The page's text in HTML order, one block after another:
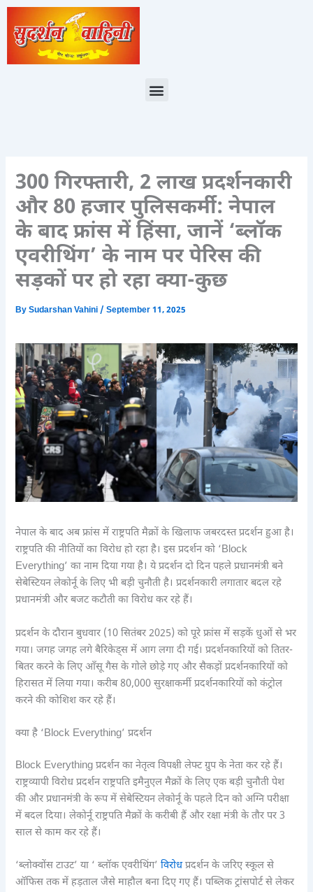
Skip
content
Menu
300 गिरफ्तारी, 2 लाख प्रदर्शनकारी
और 80 हजार पुलिसकर्मी: नेपाल
के बाद फ्रांस में हिंसा, जानें ‘ब्लॉक
एवरीथिंग’ के नाम पर पेरिस की
सड़कों पर हो रहा क्या-कुछ
BySudarshan Vahini/September 11, 2025
नेपाल के बाद अब फ्रांस में राष्ट्रपति मैक्रों के खिलाफ जबरदस्त प्रदर्शन हुआ है।
राष्ट्रपति की नीतियों का विरोध हो रहा है। इस प्रदर्शन को ‘Block
Everything’ का नाम दिया गया है। ये प्रदर्शन दो दिन पहले प्रधानमंत्री बने
सेबेस्टियन लेकोर्नू के लिए भी बड़ी चुनौती है। प्रदर्शनकारी लगातार बदल रहे
प्रधानमंत्री और बजट कटौती का विरोध कर रहे हैं।
प्रदर्शन के दौरान बुधवार (10 सितंबर 2025) को पूरे फ्रांस में सड़कें धुओं से भर
गया। जगह जगह लगे बैरिकेड्स में आग लगा दी गई। प्रदर्शनकारियों को तितर-
बितर करने के लिए आँसू गैस के गोले छोड़े गए और सैकड़ों प्रदर्शनकारियों को
हिरासत में लिया गया। करीब 80,000 सुरक्षाकर्मी प्रदर्शनकारियों को कंट्रोल
करने की कोशिश कर रहे हैं।
क्या है ‘Block Everything’ प्रदर्शन
Block Everything प्रदर्शन का नेतृत्व विपक्षी लेफ्ट ग्रुप के नेता कर रहे हैं।
राष्ट्रव्यापी विरोध प्रदर्शन राष्ट्रपति इमैनुएल मैक्रों के लिए एक बड़ी चुनौती पेश
की और प्रधानमंत्री के रूप में सेबेस्टियन लेकोर्नू के पहले दिन को अग्नि परीक्षा
में बदल दिया। लेकोर्नू राष्ट्रपति मैक्रों के करीबी हैं और रक्षा मंत्री के तौर पर 3
साल से काम कर रहे हैं।
‘ब्लोक्वोंस टाउट’ या ‘ ब्लॉक एवरीथिंग’विरोधप्रदर्शन के जरिए स्कूल से
ऑफिस तक में हड़ताल जैसे माहौल बना दिए गए हैं। पब्लिक ट्रांसपोर्ट से लेकर